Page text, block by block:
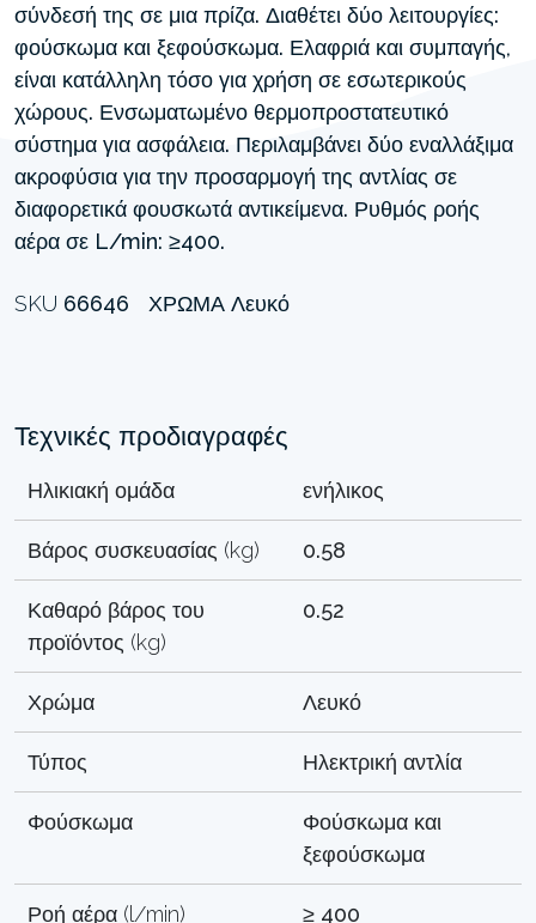
σύνδεσή της σε μια πρίζα. Διαθέτει δύο λειτουργίες:
φούσκωμα και ξεφούσκωμα. Ελαφριά και συμπαγής,
είναι κατάλληλη τόσο για χρήση σε εσωτερικούς
χώρους. Ενσωματωμένο θερμοπροστατευτικό
σύστημα για ασφάλεια. Περιλαμβάνει δύο εναλλάξιμα
ακροφύσια για την προσαρμογή της αντλίας σε
διαφορετικά φουσκωτά αντικείμενα. Ρυθμός ροής
αέρα σε L/min: ≥400.
SKU 66646 ΧΡΏΜΑ Λευκό
Τεχνικές προδιαγραφές
Ηλικιακή ομάδα ενήλικος
Βάρος συσκευασίας (kg) 0.58
Καθαρό βάρος του
προϊόντος (kg)
0.52
Χρώμα Λευκό
Τύπος Ηλεκτρική αντλία
Φούσκωμα
Φούσκωμα και
ξεφούσκωμα
Ροή αέρα (l/min) ≥ 400